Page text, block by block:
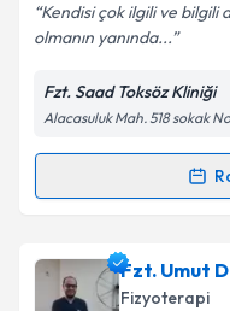
Kişisel
Metni'ni
kapsamda
Kendisi çok ilgili ve bilgili
olmanın yanında...
Fzt. Saad Toksöz Kliniği
Alacasuluk Mah. 518 sokak
Randevu
Fzt. Saad Toksöz
oluşturun. Size bu
Fzt. Umut
Fizyoterapi